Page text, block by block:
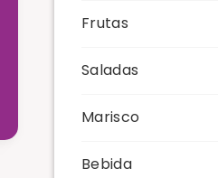
Frutas
Saladas
Marisco
Bebida